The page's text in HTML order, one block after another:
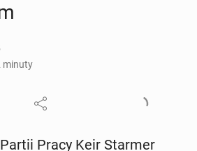
minuty
Pracy Keir Starmer